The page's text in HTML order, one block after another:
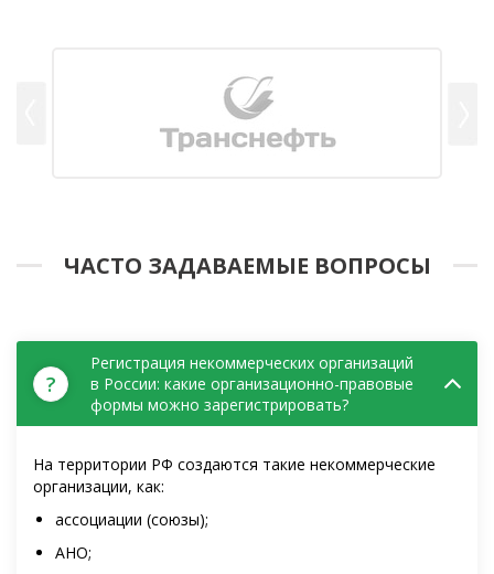
ЧАСТО ЗАДАВАЕМЫЕ ВОПРОСЫ
?
Регистрация некоммерческих организаций
в России: какие организационно-правовые
формы можно зарегистрировать?
На территории РФ создаются такие некоммерческие
организации, как:
ассоциации (союзы);
АНО;